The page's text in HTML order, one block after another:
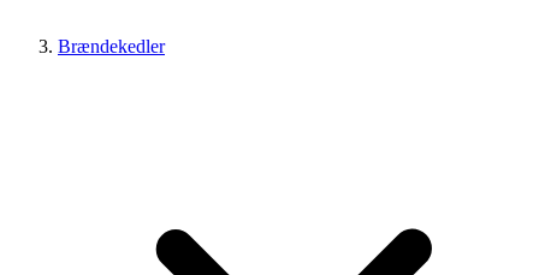
Brændekedler